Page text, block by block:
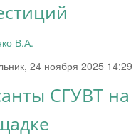
В.А.
24 ноября 2025 14:29
СГУВТ на